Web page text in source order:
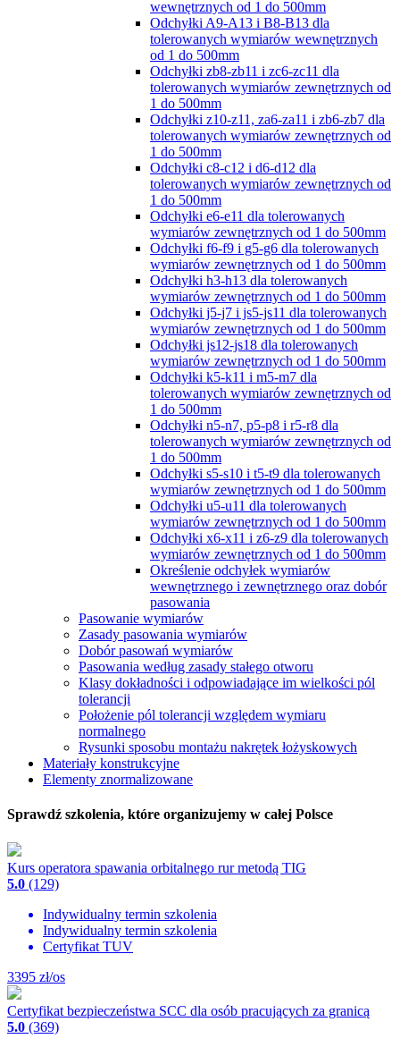
wewnętrznych od 1 do 500mm
Odchyłki A9-A13 i B8-B13 dla
tolerowanych wymiarów wewnętrznych
od 1 do 500mm
Odchyłki zb8-zb11 i zc6-zc11 dla
tolerowanych wymiarów zewnętrznych od
1 do 500mm
Odchyłki z10-z11, za6-za11 i zb6-zb7 dla
tolerowanych wymiarów zewnętrznych od
1 do 500mm
Odchyłki c8-c12 i d6-d12 dla
tolerowanych wymiarów zewnętrznych od
1 do 500mm
Odchyłki e6-e11 dla tolerowanych
wymiarów zewnętrznych od 1 do 500mm
Odchyłki f6-f9 i g5-g6 dla tolerowanych
wymiarów zewnętrznych od 1 do 500mm
Odchyłki h3-h13 dla tolerowanych
wymiarów zewnętrznych od 1 do 500mm
Odchyłki j5-j7 i js5-js11 dla tolerowanych
wymiarów zewnętrznych od 1 do 500mm
Odchyłki js12-js18 dla tolerowanych
wymiarów zewnętrznych od 1 do 500mm
Odchyłki k5-k11 i m5-m7 dla
tolerowanych wymiarów zewnętrznych od
1 do 500mm
Odchyłki n5-n7, p5-p8 i r5-r8 dla
tolerowanych wymiarów zewnętrznych od
1 do 500mm
Odchyłki s5-s10 i t5-t9 dla tolerowanych
wymiarów zewnętrznych od 1 do 500mm
Odchyłki u5-u11 dla tolerowanych
wymiarów zewnętrznych od 1 do 500mm
Odchyłki x6-x11 i z6-z9 dla tolerowanych
wymiarów zewnętrznych od 1 do 500mm
Określenie odchyłek wymiarów
wewnętrznego i zewnętrznego oraz dobór
pasowania
Pasowanie wymiarów
Zasady pasowania wymiarów
Dobór pasowań wymiarów
Pasowania według zasady stałego otworu
Klasy dokładności i odpowiadające im wielkości pól
tolerancji
Położenie pól tolerancji względem wymiaru
normalnego
Rysunki sposobu montażu nakrętek łożyskowych
Materiały konstrukcyjne
Elementy znormalizowane
Sprawdź szkolenia, które organizujemy w całej Polsce
Kurs operatora spawania orbitalnego rur metodą TIG
5.0 (129)
Indywidualny termin szkolenia
Indywidualny termin szkolenia
Certyfikat TUV
3395 zł/os
Certyfikat bezpieczeństwa SCC dla osób pracujących za granicą
5.0 (369)